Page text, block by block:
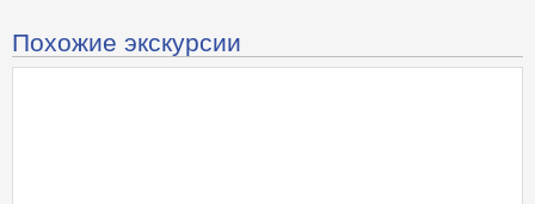
Похожие экскурсии